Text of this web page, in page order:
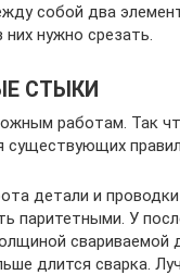
собой два
нужно срезать.
СТЫКИ
работам. Так
существующих
детали и
паритетными. У
свариваемой
длится сварка.